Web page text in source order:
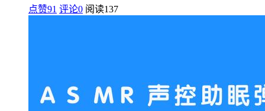
点赞91 评论0 阅读137